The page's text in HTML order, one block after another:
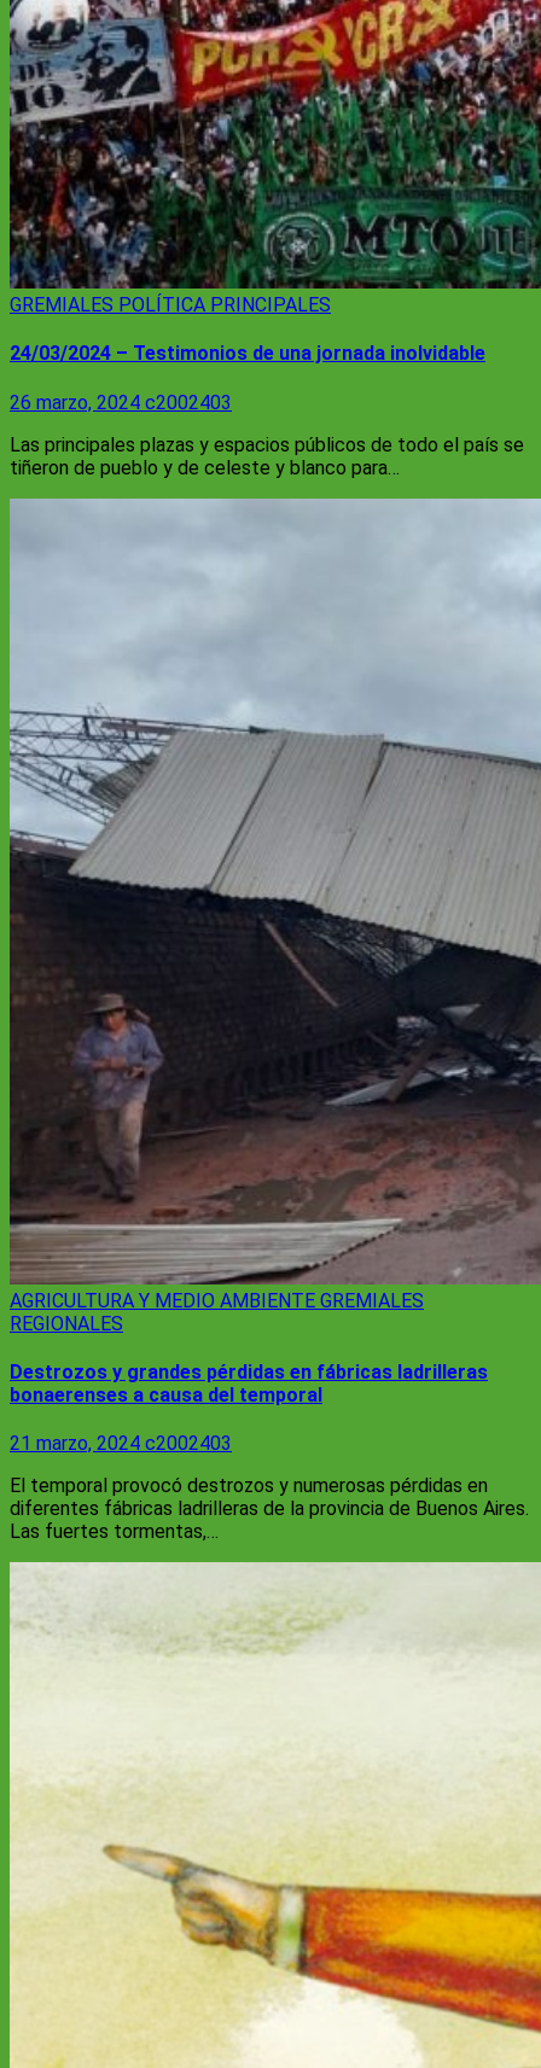
GREMIALES POLÍTICA PRINCIPALES
24/03/2024 – Testimonios de una jornada inolvidable
26 marzo, 2024 c2002403
Las principales plazas y espacios públicos de todo el país se
tiñeron de pueblo y de celeste y blanco para…
AGRICULTURA Y MEDIO AMBIENTE GREMIALES
REGIONALES
Destrozos y grandes pérdidas en fábricas ladrilleras
bonaerenses a causa del temporal
21 marzo, 2024 c2002403
El temporal provocó destrozos y numerosas pérdidas en
diferentes fábricas ladrilleras de la provincia de Buenos Aires.
Las fuertes tormentas,…